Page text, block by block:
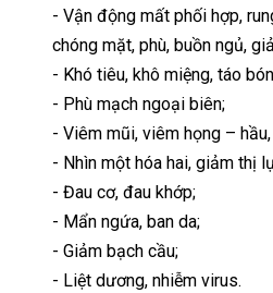
- Vận động mất phối hợp,
chóng mặt, phù, buồn ngủ,
- Khó tiêu, khô miệng, táo
- Phù mạch ngoại biên;
- Viêm mũi, viêm họng –
- Nhìn một hóa hai, giảm thị
- Đau cơ, đau khớp;
- Mẩn ngứa, ban da;
- Giảm bạch cầu;
- Liệt dương, nhiễm virus.